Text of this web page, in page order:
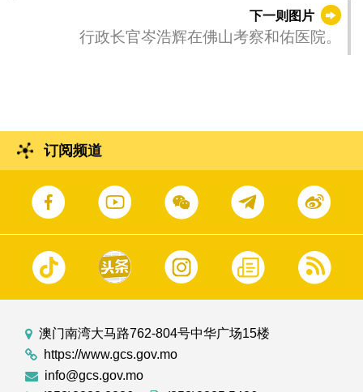
下一则图片
行政长官岑浩辉在佛山考察和佑医院。
订阅频道
澳门南湾大马路762-804号中华广场15楼
https://www.gcs.gov.mo
info@gcs.gov.mo